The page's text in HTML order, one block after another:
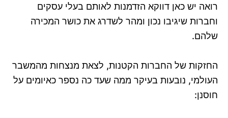
רואה יש כאן דווקא הזדמנות לאותם בעלי עסקים
וחברות שיגיבו נכון ומהר לשדרג את כושר המכירה
שלהם.
החזקות של החברות הקטנות, לצאת מנצחות מהמשבר
העולמי, נובעות בעיקר ממה שעד כה נספר כאיומים על
חוסנן: